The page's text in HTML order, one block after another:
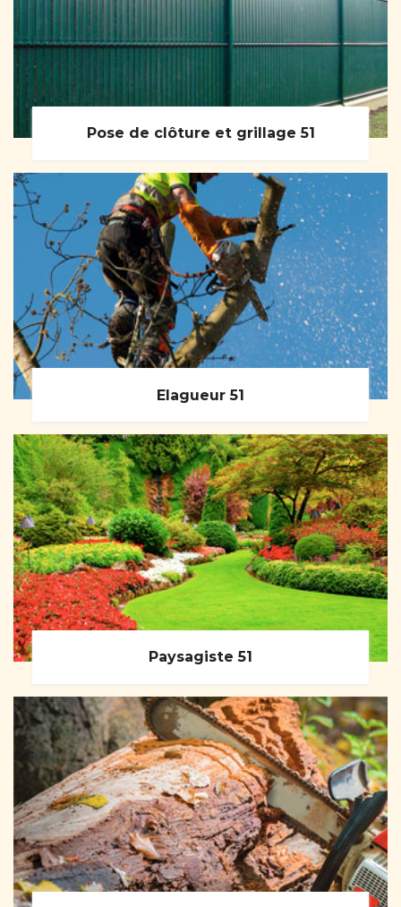
Pose de clôture et grillage 51
Elagueur 51
Paysagiste 51